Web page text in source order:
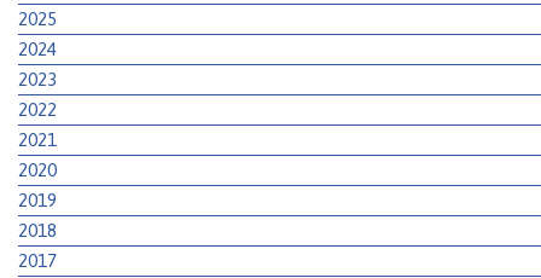
2025
2024
2023
2022
2021
2020
2019
2018
2017